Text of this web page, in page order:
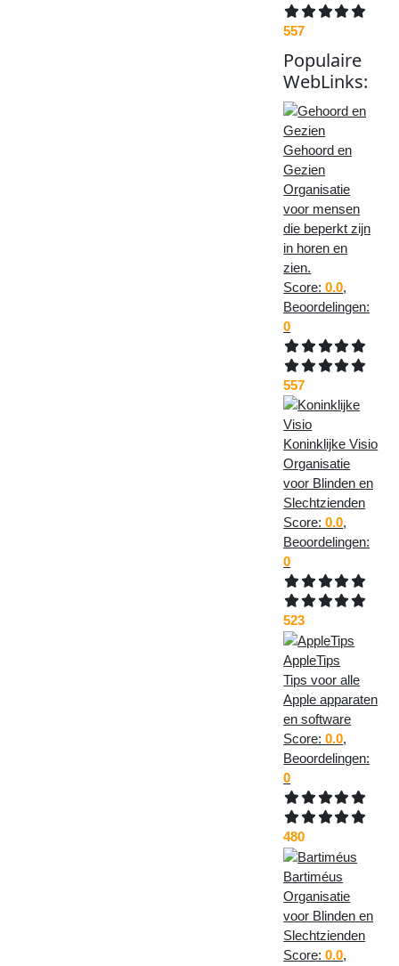
557
Populaire
WebLinks:
Gehoord en
Gezien
Organisatie
voor mensen
die beperkt zijn
in horen en
zien.
Score:0.0,
Beoordelingen:
0
557
Koninklijke Visio
Organisatie
voor Blinden en
Slechtzienden
Score:0.0,
Beoordelingen:
0
523
AppleTips
Tips voor alle
Apple apparaten
en software
Score:0.0,
Beoordelingen:
0
480
Bartiméus
Organisatie
voor Blinden en
Slechtzienden
Score:0.0,